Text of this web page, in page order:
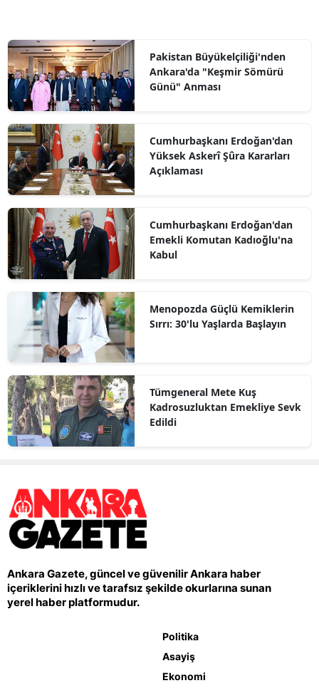
Pakistan Büyükelçiliği'nden
Ankara'da "Keşmir Sömürü
Günü" Anması
Cumhurbaşkanı Erdoğan'dan
Yüksek Askerî Şûra Kararları
Açıklaması
Cumhurbaşkanı Erdoğan'dan
Emekli Komutan Kadıoğlu'na
Kabul
Menopozda Güçlü Kemiklerin
Sırrı: 30'lu Yaşlarda Başlayın
Tümgeneral Mete Kuş
Kadrosuzluktan Emekliye Sevk
Edildi
Ankara Gazete, güncel ve güvenilir Ankara haber
içeriklerini hızlı ve tarafsız şekilde okurlarına sunan
yerel haber platformudur.
Politika
Asayiş
Ekonomi